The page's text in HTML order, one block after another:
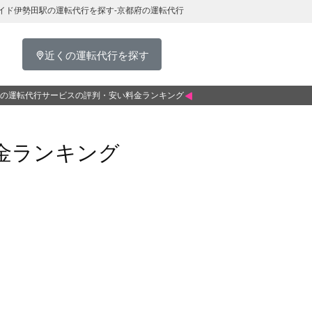
伊勢田駅の運転代行を探す-京都府の運転代行
近くの運転代行を探す
運転代行サービスの評判・安い料金ランキング
ランキング